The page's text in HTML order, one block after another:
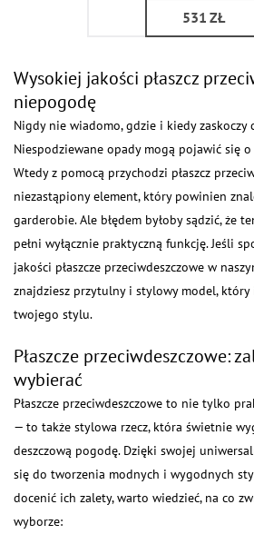
531 ZŁ
Wysokiej jakości płaszcz
niepogodę
Nigdy nie wiadomo, gdzie i kiedy zaskoczy
Niespodziewane opady mogą pojawić się
Wtedy z pomocą przychodzi płaszcz
niezastąpiony element, który powinien
garderobie. Ale błędem byłoby sądzić, że
pełni wyłącznie praktyczną funkcję. Jeśli
jakości płaszcze przeciwdeszczowe w
znajdziesz przytulny i stylowy model,
twojego stylu.
Płaszcze przeciwdeszczowe:
wybierać
Płaszcze przeciwdeszczowe to nie tylko
— to także stylowa rzecz, która świetnie
deszczową pogodę. Dzięki swojej
się do tworzenia modnych i wygodnych
docenić ich zalety, warto wiedzieć, na co
wyborze: